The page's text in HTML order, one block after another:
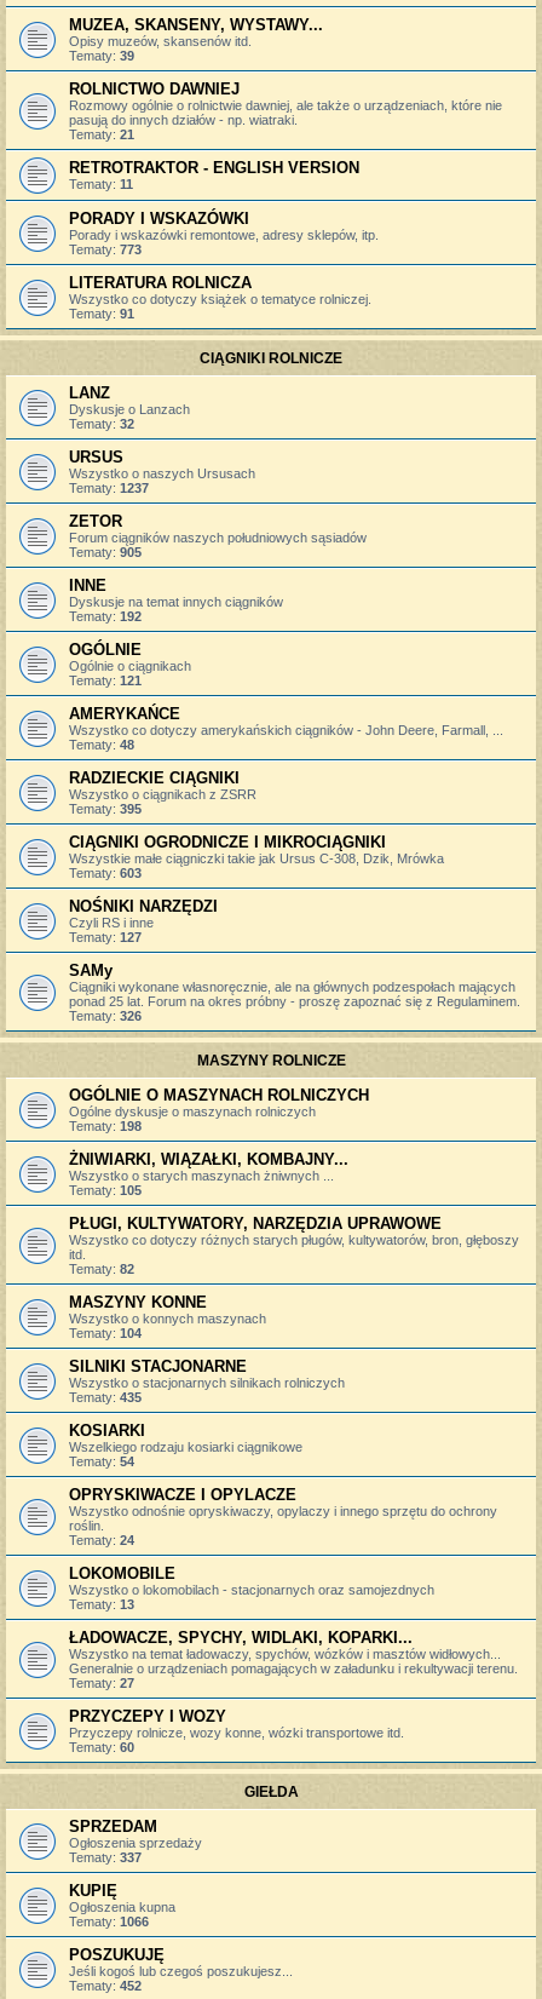
MUZEA, SKANSENY, WYSTAWY...
Opisy muzeów, skansenów itd.
Tematy: 39
ROLNICTWO DAWNIEJ
Rozmowy ogólnie o rolnictwie dawniej, ale także o urządzeniach, które nie
pasują do innych działów - np. wiatraki.
Tematy: 21
RETROTRAKTOR - ENGLISH VERSION
Tematy: 11
PORADY I WSKAZÓWKI
Porady i wskazówki remontowe, adresy sklepów, itp.
Tematy: 773
LITERATURA ROLNICZA
Wszystko co dotyczy książek o tematyce rolniczej.
Tematy: 91
CIĄGNIKI ROLNICZE
LANZ
Dyskusje o Lanzach
Tematy: 32
URSUS
Wszystko o naszych Ursusach
Tematy: 1237
ZETOR
Forum ciągników naszych południowych sąsiadów
Tematy: 905
INNE
Dyskusje na temat innych ciągników
Tematy: 192
OGÓLNIE
Ogólnie o ciągnikach
Tematy: 121
AMERYKAŃCE
Wszystko co dotyczy amerykańskich ciągników - John Deere, Farmall, ...
Tematy: 48
RADZIECKIE CIĄGNIKI
Wszystko o ciągnikach z ZSRR
Tematy: 395
CIĄGNIKI OGRODNICZE I MIKROCIĄGNIKI
Wszystkie małe ciągniczki takie jak Ursus C-308, Dzik, Mrówka
Tematy: 603
NOŚNIKI NARZĘDZI
Czyli RS i inne
Tematy: 127
SAMy
Ciągniki wykonane własnoręcznie, ale na głównych podzespołach mających
ponad 25 lat. Forum na okres próbny - proszę zapoznać się z Regulaminem.
Tematy: 326
MASZYNY ROLNICZE
OGÓLNIE O MASZYNACH ROLNICZYCH
Ogólne dyskusje o maszynach rolniczych
Tematy: 198
ŻNIWIARKI, WIĄZAŁKI, KOMBAJNY...
Wszystko o starych maszynach żniwnych ...
Tematy: 105
PŁUGI, KULTYWATORY, NARZĘDZIA UPRAWOWE
Wszystko co dotyczy różnych starych pługów, kultywatorów, bron, głęboszy
itd.
Tematy: 82
MASZYNY KONNE
Wszystko o konnych maszynach
Tematy: 104
SILNIKI STACJONARNE
Wszystko o stacjonarnych silnikach rolniczych
Tematy: 435
KOSIARKI
Wszelkiego rodzaju kosiarki ciągnikowe
Tematy: 54
OPRYSKIWACZE I OPYLACZE
Wszystko odnośnie opryskiwaczy, opylaczy i innego sprzętu do ochrony
roślin.
Tematy: 24
LOKOMOBILE
Wszystko o lokomobilach - stacjonarnych oraz samojezdnych
Tematy: 13
ŁADOWACZE, SPYCHY, WIDLAKI, KOPARKI...
Wszystko na temat ładowaczy, spychów, wózków i masztów widłowych...
Generalnie o urządzeniach pomagających w załadunku i rekultywacji terenu.
Tematy: 27
PRZYCZEPY I WOZY
Przyczepy rolnicze, wozy konne, wózki transportowe itd.
Tematy: 60
GIEŁDA
SPRZEDAM
Ogłoszenia sprzedaży
Tematy: 337
KUPIĘ
Ogłoszenia kupna
Tematy: 1066
POSZUKUJĘ
Jeśli kogoś lub czegoś poszukujesz...
Tematy: 452